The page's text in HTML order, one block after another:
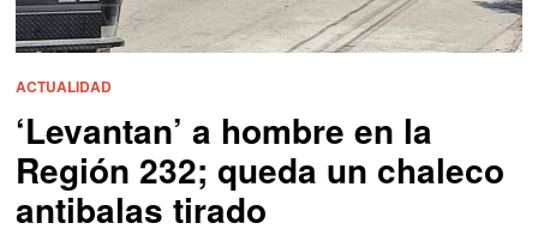
ACTUALIDAD
‘Levantan’ a hombre en la
Región 232; queda un chaleco
antibalas tirado